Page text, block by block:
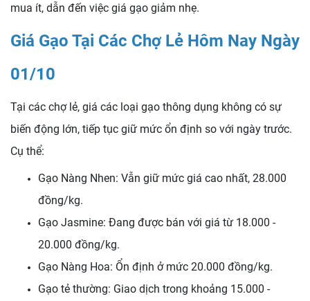
mua ít, dẫn đến việc giá gạo giảm nhẹ.
Giá Gạo Tại Các Chợ Lẻ Hôm Nay Ngày
01/10
Tại các chợ lẻ, giá các loại gạo thông dụng không có sự
biến động lớn, tiếp tục giữ mức ổn định so với ngày trước.
Cụ thể:
Gạo Nàng Nhen: Vẫn giữ mức giá cao nhất, 28.000
đồng/kg.
Gạo Jasmine: Đang được bán với giá từ 18.000 -
20.000 đồng/kg.
Gạo Nàng Hoa: Ổn định ở mức 20.000 đồng/kg.
Gạo tẻ thường: Giao dịch trong khoảng 15.000 -